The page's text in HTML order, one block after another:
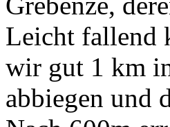
Leicht fallend
wir gut 1 km
abbiegen und